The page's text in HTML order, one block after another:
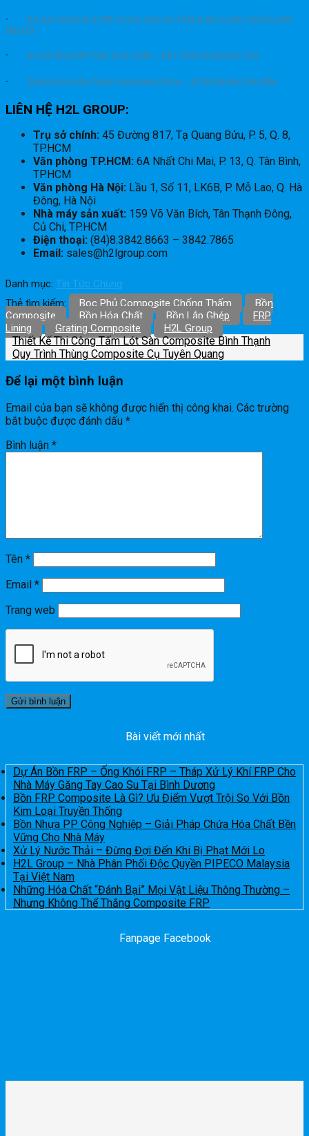
· Dự Án Valve Gió FRP Dùng Cho Hệ Thống Xử Lý Khí Thải Huyện
Hải Hà
· Dự Án Ống FRP Dẫn Hoá Chất – Khí Thải Huyện Ba Chẽ
· Công trình nhà Máy Haosheng VIna – KCN Huyện Vân Đồn
LIÊN HỆ H2L GROUP:
Trụ sở chính: 45 Đường 817, Tạ Quang Bửu, P. 5, Q. 8,
TP.HCM
Văn phòng TP.HCM: 6A Nhất Chi Mai, P. 13, Q. Tân Bình,
TP.HCM
Văn phòng Hà Nội: Lầu 1, Số 11, LK6B, P. Mỗ Lao, Q. Hà
Đông, Hà Nội
Nhà máy sản xuất: 159 Võ Văn Bích, Tân Thạnh Đông,
Củ Chi, TP.HCM
Điện thoại: (84)8.3842.8663 – 3842.7865
Email: sales@h2lgroup.com
Danh mục: Tin Tức Chung
Thẻ tìm kiếm:
Bọc Phủ Composite Chống Thấm
Bồn
Composite
Bồn Hóa Chất Bồn Lắp Ghép
FRP
Lining
Grating Composite H2L Group
Thiết Kế Thi Công Tấm Lót Sàn Composite Bình Thạnh
Quy Trình Thùng Composite Cụ Tuyên Quang
Để lại một bình luận
Email của bạn sẽ không được hiển thị công khai. Các trường
bắt buộc được đánh dấu *
Bình luận *
Tên *
Email *
Trang web
Bài viết mới nhất
Dự Án Bồn FRP – Ống Khói FRP – Tháp Xử Lý Khí FRP Cho
Nhà Máy Găng Tay Cao Su Tại Bình Dương
Bồn FRP Composite Là Gì? Ưu Điểm Vượt Trội So Với Bồn
Kim Loại Truyền Thống
Bồn Nhựa PP Công Nghiệp – Giải Pháp Chứa Hóa Chất Bền
Vững Cho Nhà Máy
Xử Lý Nước Thải – Đừng Đợi Đến Khi Bị Phạt Mới Lo
H2L Group – Nhà Phân Phối Độc Quyền PIPECO Malaysia
Tại Việt Nam
Những Hóa Chất “Đánh Bại” Mọi Vật Liệu Thông Thường –
Nhưng Không Thể Thắng Composite FRP
Fanpage Facebook